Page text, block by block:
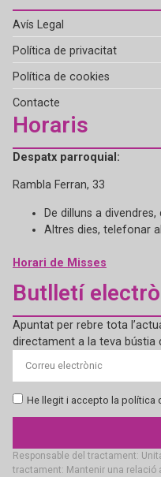
Avís Legal
Política de privacitat
Política de cookies
Contacte
Horaris
Despatx parroquial:
Rambla Ferran, 33
De dilluns a divendres,
Altres dies, telefonar
Horari de Misses
Butlletí
Apuntat per rebre tota
directament a la teva bústia
He llegit i accepto la política
Responsable del tractament:
tractament: Mantenir una relació